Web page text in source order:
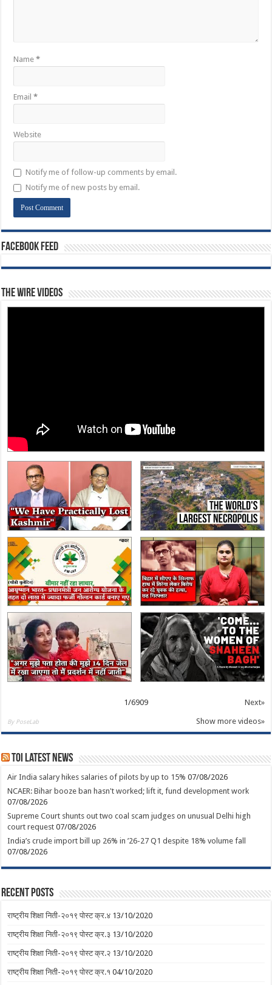
Name*
Email*
Website
Notify me of follow-up comments by email.
Notify me of new posts by email.
Facebook Feed
The Wire Videos
1/6909 Next»
By PoseLab Show more videos»
TOI Latest News
Air India salary hikes salaries of pilots by up to 15% 07/08/2026
NCAER: Bihar booze ban hasn't worked; lift it, fund development work
07/08/2026
Supreme Court shunts out two coal scam judges on unusual Delhi high
court request 07/08/2026
India’s crude import bill up 26% in ’26-27 Q1 despite 18% volume fall
07/08/2026
Recent Posts
राष्ट्रीय शिक्षा निती-२०१९ पोस्ट क्र.४ 13/10/2020
राष्ट्रीय शिक्षा निती-२०१९ पोस्ट क्र.३ 13/10/2020
राष्ट्रीय शिक्षा निती-२०१९ पोस्ट क्र.२ 13/10/2020
राष्ट्रीय शिक्षा निती-२०१९ पोस्ट क्र.१ 04/10/2020